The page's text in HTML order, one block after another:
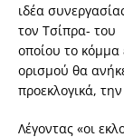
ιδέα
τον Τσίπρα- του
οποίου το κόμμα
ορισμού θα
προεκλογικά,
Λέγοντας «οι